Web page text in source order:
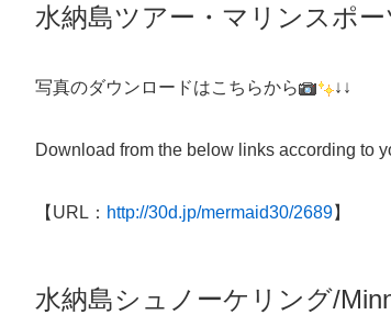
水納島ツアー・マリンスポ
写真のダウンロードはこちらから ↓↓
Download from the below links according to
【URL： http://30d.jp/mermaid30/2689】
水納島シュノーケリング/